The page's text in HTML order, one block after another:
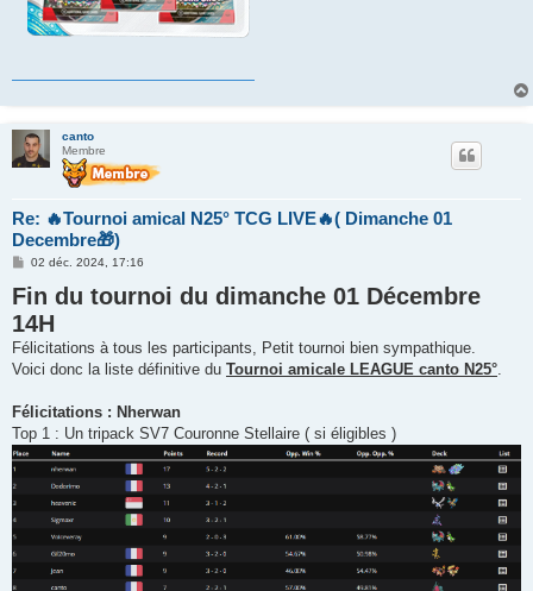
canto
Membre
Re: 🔥Tournoi amical N25° TCG LIVE🔥( Dimanche 01
Decembre🎁)
M
s
s
a
g
e
02 déc. 2024, 17:16
Fin du tournoi du dimanche 01 Décembre
14H
Félicitations à tous les participants, Petit tournoi bien sympathique.
Voici donc la liste définitive du Tournoi amicale LEAGUE canto N25°.
Félicitations : Nherwan
Top 1 : Un tripack SV7 Couronne Stellaire ( si éligibles )